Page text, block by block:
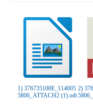
1) 376735100E_114005
5806_ATTACH2 (1).odt
2)